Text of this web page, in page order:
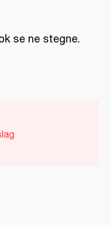
se ne stegne.